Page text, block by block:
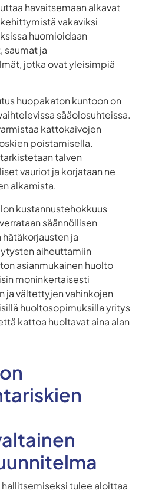
havaitsemaan alkavat
vakaviksi
huomioidaan
saumat ja
jotka ovat yleisimpiä
huopakaton kuntoon on
sääolosuhteissa.
kattokaivojen
poistamisella.
talven
vauriot ja korjataan ne
alkamista.
kustannustehokkuus
säännöllisen
ja
aiheuttamiin
asianmukainen huolto
moninkertaisesti
ja vältettyjen vahinkojen
huoltosopimuksilla yritys
kattoa huoltavat aina alan
tulee aloittaa